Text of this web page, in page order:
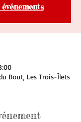
Bout, Les Trois-Îlets